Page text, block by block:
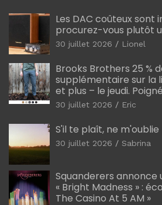
Les DAC coûteux sont
procurez-vous plutôt
30 juillet 2026 Lionel
Brooks Brothers 25 %
supplémentaire sur la
et plus – le jeudi.
30 juillet 2026 Eric
S'il te plaît, ne m'oublie
30 juillet 2026 Sabrina
Squanderers annonce
« Bright Madness » :
The Casino At 5 AM »